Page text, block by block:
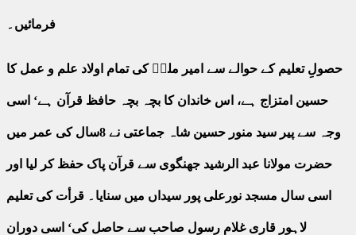
فرمائیں۔
حصولِ تعلیم کے حوالے سے امیر ملتؒ کی تمام اولاد علم و عمل کا
حسین امتزاج ہے، اس خاندان کا بچہ بچہ حافظ قرآن ہے‘ اسی
وجہ سے پیر سید منور حسین شاہ جماعتی نے 8سال کی عمر میں
حضرت مولانا عبد الرشید جھنگوی سے قرآن پاک حفظ کر لیا اور
اسی سال مسجد نورعلی پور سیداں میں سنایا۔ قرأت کی تعلیم
لاہور قاری غلام رسول صاحب سے حاصل کی‘ اسی دوران